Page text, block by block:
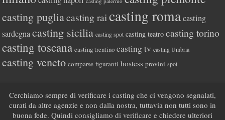
casting pugliacasting raicasting roma casting
sardegna casting sicilia casting spot casting teatro casting torino
casting toscana casting trentino casting tv casting Umbria
casting veneto comparse figuranti hostess provini spot
Cerchiamo sempre di verificare i casting che ci vengono segnalati,
curati da altre agenzie e non dalla nostra, tuttavia non tutti sono in
buona fede. Quindi consigliamo di verificare e chiedere ulteriori